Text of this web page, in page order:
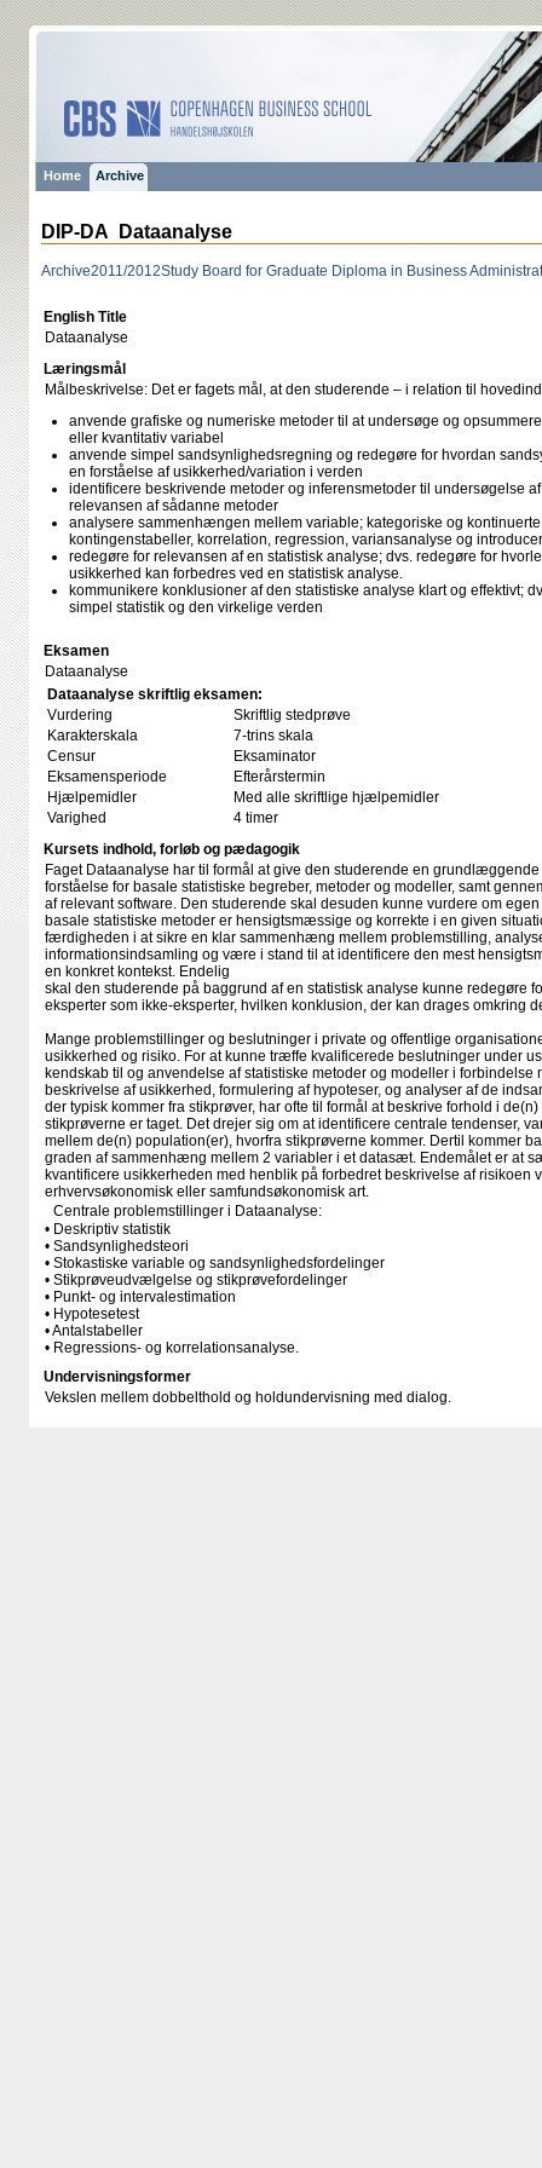
Home Archive
DIP-DA Dataanalyse
Archive2011/2012Study Board for Graduate Diploma in Business
English Title
Dataanalyse
Læringsmål
Målbeskrivelse: Det er fagets mål, at den studerende – i relation til
anvende grafiske og numeriske metoder til at undersøge og
eller kvantitativ variabel
anvende simpel sandsynlighedsregning og redegøre for hvordan
en forståelse af usikkerhed/variation i verden
identificere beskrivende metoder og inferensmetoder til undersøgelse
relevansen af sådanne metoder
analysere sammenhængen mellem variable; kategoriske og
kontingenstabeller, korrelation, regression, variansanalyse og
redegøre for relevansen af en statistisk analyse; dvs. redegøre for
usikkerhed kan forbedres ved en statistisk analyse.
kommunikere konklusioner af den statistiske analyse klart og effektivt;
simpel statistik og den virkelige verden
Eksamen
Dataanalyse
Dataanalyse skriftlig eksamen:
Vurdering
Skriftlig stedprøve
Karakterskala
7-trins skala
Censur
Eksaminator
Eksamensperiode
Efterårstermin
Hjælpemidler
Med alle skriftlige hjælpemidler
Varighed
4 timer
Kursets indhold, forløb og pædagogik
Faget Dataanalyse har til formål at give den studerende en
forståelse for basale statistiske begreber, metoder og modeller, samt
af relevant software. Den studerende skal desuden kunne vurdere om
basale statistiske metoder er hensigtsmæssige og korrekte i en given
færdigheden i at sikre en klar sammenhæng mellem problemstilling,
informationsindsamling og være i stand til at identificere den mest
en konkret kontekst. Endelig
skal den studerende på baggrund af en statistisk analyse kunne redegøre
eksperter som ikke-eksperter, hvilken konklusion, der kan drages omkring
Mange problemstillinger og beslutninger i private og offentlige
usikkerhed og risiko. For at kunne træffe kvalificerede beslutninger under
kendskab til og anvendelse af statistiske metoder og modeller i forbindelse
beskrivelse af usikkerhed, formulering af hypoteser, og analyser af de
der typisk kommer fra stikprøver, har ofte til formål at beskrive forhold i
stikprøverne er taget. Det drejer sig om at identificere centrale tendenser,
mellem de(n) population(er), hvorfra stikprøverne kommer. Dertil kommer
graden af sammenhæng mellem 2 variabler i et datasæt. Endemålet er at
kvantificere usikkerheden med henblik på forbedret beskrivelse af risikoen
erhvervsøkonomisk eller samfundsøkonomisk art.
Centrale problemstillinger i Dataanalyse:
• Deskriptiv statistik
• Sandsynlighedsteori
• Stokastiske variable og sandsynlighedsfordelinger
• Stikprøveudvælgelse og stikprøvefordelinger
• Punkt- og intervalestimation
• Hypotesetest
• Antalstabeller
• Regressions- og korrelationsanalyse.
Undervisningsformer
Vekslen mellem dobbelthold og holdundervisning med dialog.